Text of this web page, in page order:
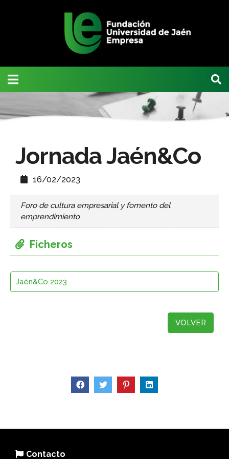
Jornada Jaén&Co
16/02/2023
Foro de cultura empresarial y fomento del
emprendimiento
Jaén&Co 2023
VOLVER
Contacto